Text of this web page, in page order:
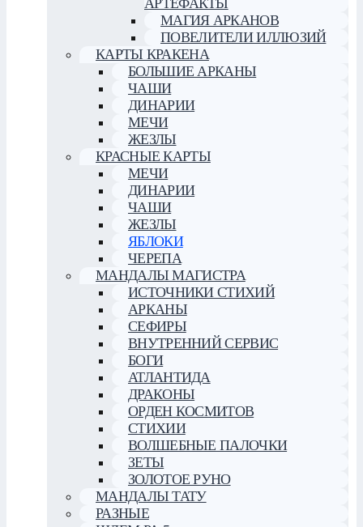
МАГИЯ АРКАНОВ
ПОВЕЛИТЕЛИ ИЛЛЮЗИЙ
КАРТЫ КРАКЕНА
БОЛЬШИЕ АРКАНЫ
ЧАШИ
ДИНАРИИ
МЕЧИ
ЖЕЗЛЫ
КРАСНЫЕ КАРТЫ
МЕЧИ
ДИНАРИИ
ЧАШИ
ЖЕЗЛЫ
ЯБЛОКИ
ЧЕРЕПА
МАНДАЛЫ МАГИСТРА
ИСТОЧНИКИ СТИХИЙ
АРКАНЫ
СЕФИРЫ
ВНУТРЕННИЙ СЕРВИС
БОГИ
АТЛАНТИДА
ДРАКОНЫ
ОРДЕН КОСМИТОВ
СТИХИИ
ВОЛШЕБНЫЕ ПАЛОЧКИ
ЗЕТЫ
ЗОЛОТОЕ РУНО
МАНДАЛЫ ТАТУ
РАЗНЫЕ